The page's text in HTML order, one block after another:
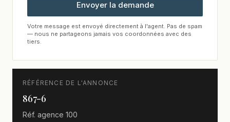
Envoyer la demande
Votre message est envoyé directement à l'agent. Pas de spam
— nous ne partageons jamais vos coordonnées avec des
tiers.
RÉFÉRENCE DE L'ANNONCE
867-6
Réf. agence 100